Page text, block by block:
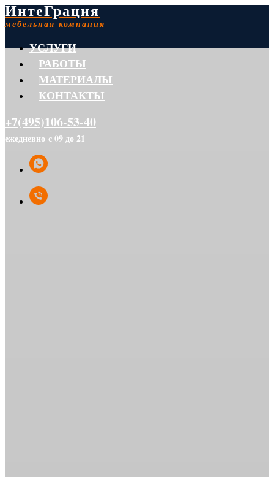
ИнтеГрация
мебельная компания
УСЛУГИ
РАБОТЫ
МАТЕРИАЛЫ
КОНТАКТЫ
+7(495)106-53-40
ежедневно с 09 до 21